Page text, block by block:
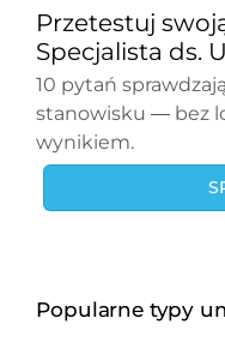
Przetestuj
Specjalista ds.
10 pytań
stanowisku — bez
wynikiem.
Popularne typy